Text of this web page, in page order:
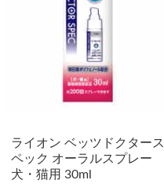
ライオン ベッツドクタース
ペック オーラルスプレー
犬・猫用 30ml